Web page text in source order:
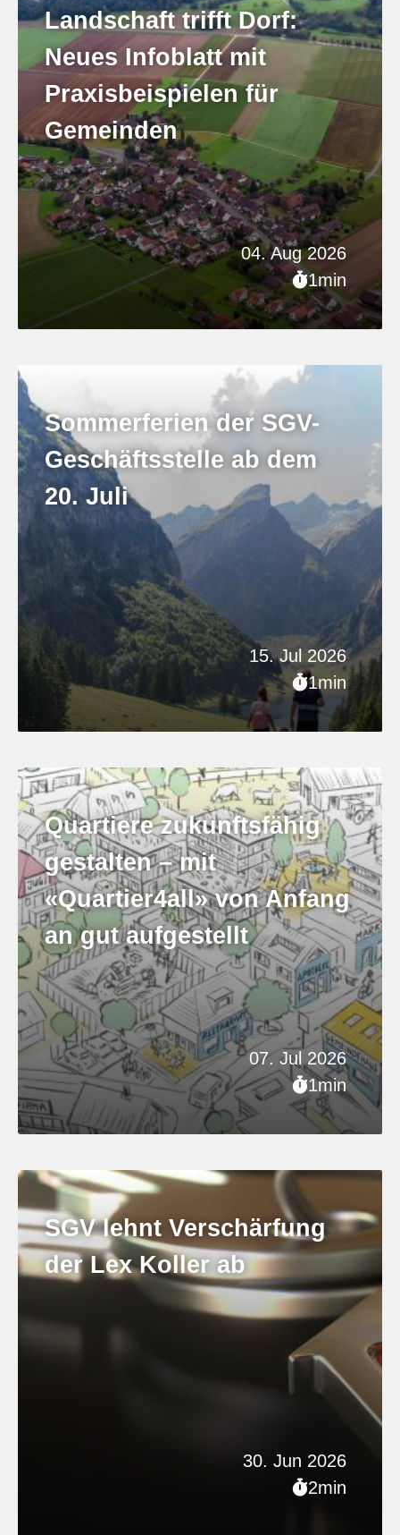
04. Aug 2026
1min
Landschaft trifft Dorf:
Neues Infoblatt mit
Praxisbeispielen für
Gemeinden
15. Jul 2026
1min
Sommerferien der SGV-
Geschäftsstelle ab dem
20. Juli
07. Jul 2026
1min
Quartiere zukunftsfähig
gestalten – mit
«Quartier4all» von Anfang
an gut aufgestellt
30. Jun 2026
2min
SGV lehnt Verschärfung
der Lex Koller ab